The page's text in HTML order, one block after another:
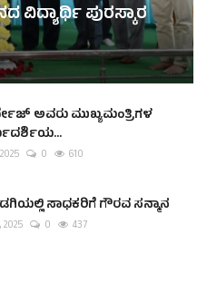
ವಿದ್ಯಾರ್ಥಿ ಪುರಸ್ಕಾರ
ಅವರು ಮುಖ್ಯಮಂತ್ರಿಗಳ
0 610
ಸಾಧಕರಿಗೆ ಗೌರವ ಸನ್ಮಾನ
0 437